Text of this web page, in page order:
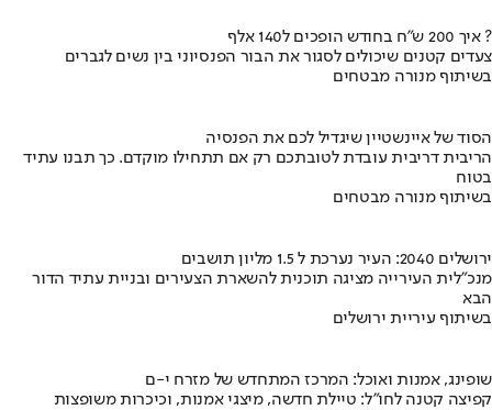
איך 200 ש"ח בחודש הופכים ל140 אלף ?
צעדים קטנים שיכולים לסגור את הבור הפנסיוני בין נשים לגברים
בשיתוף מנורה מבטחים
הסוד של איינשטיין שיגדיל לכם את הפנסיה
הריבית דריבית עובדת לטובתכם רק אם תתחילו מוקדם. כך תבנו עתיד
בטוח
בשיתוף מנורה מבטחים
ירושלים 2040: העיר נערכת ל 1.5 מליון תושבים
מנכ"לית העירייה מציגה תוכנית להשארת הצעירים ובניית עתיד הדור
הבא
בשיתוף עיריית ירושלים
שופינג, אמנות ואוכל: המרכז המתחדש של מזרח י-ם
קפיצה קטנה לחו"ל: טיילת חדשה, מיצגי אמנות, וכיכרות משופצות